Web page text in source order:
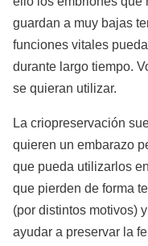
guardan a muy bajas
funciones vitales
durante largo tiempo.
se quieran utilizar.
La criopreservación
quieren un embarazo
que pueda utilizarlos
que pierden de forma
(por distintos motivos)
ayudar a preservar la